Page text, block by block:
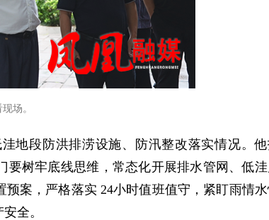
场。
地段防洪排涝设施、防汛整改落实情况。
要树牢底线思维，常态化开展排水管网、低
案，严格落实 24小时值班值守，紧盯雨情
全。